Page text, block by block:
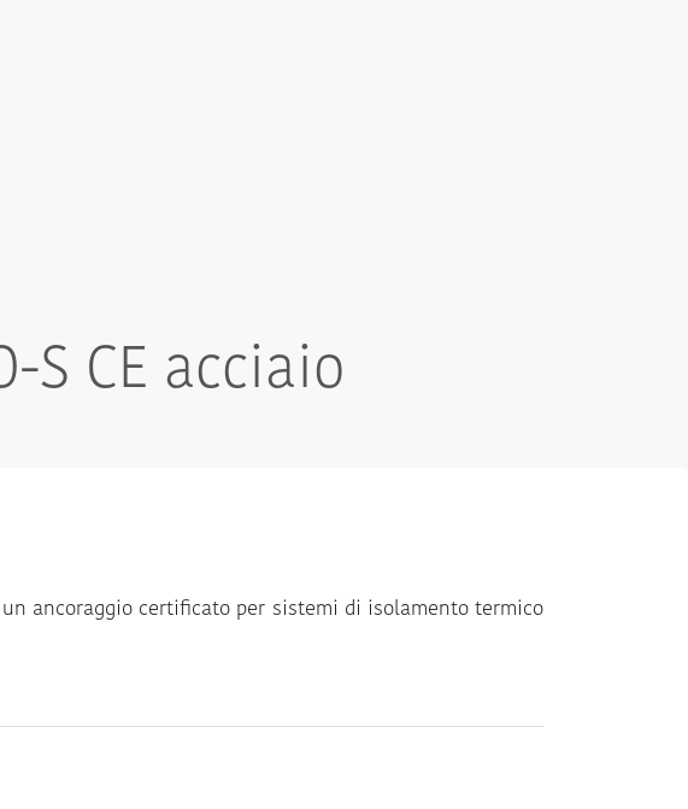
S CE acciaio
ancoraggio certificato per sistemi di isolamento termico